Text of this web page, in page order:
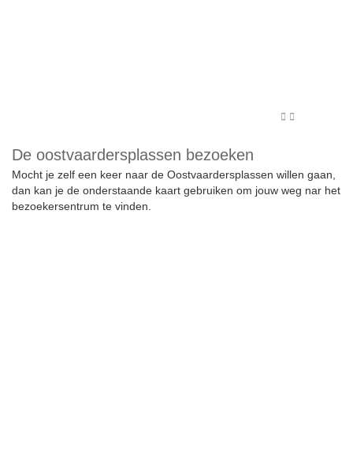
De oostvaardersplassen bezoeken
Mocht je zelf een keer naar de Oostvaardersplassen willen gaan,
dan kan je de onderstaande kaart gebruiken om jouw weg nar het
bezoekersentrum te vinden.